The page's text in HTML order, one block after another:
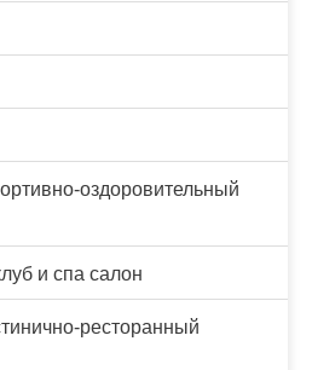
оздоровительный
и спа салон
ресторанный